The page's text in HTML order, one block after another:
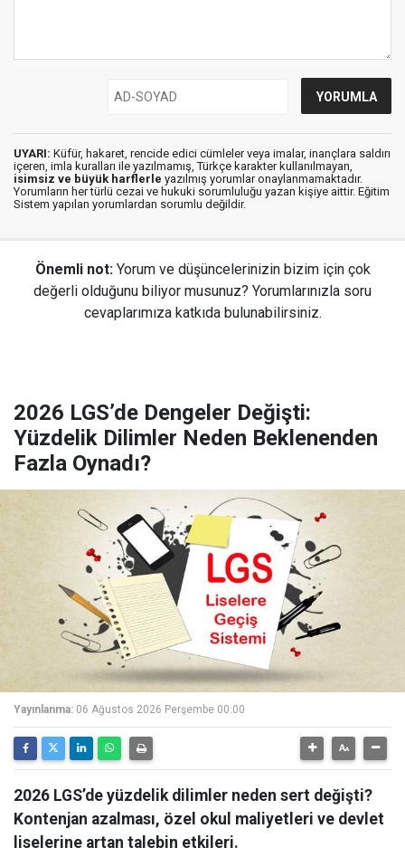
UYARI: Küfür, hakaret, rencide edici cümleler veya imalar, inançlara saldırı
içeren, imla kuralları ile yazılmamış, Türkçe karakter kullanılmayan,
isimsiz ve büyük harflerle yazılmış yorumlar onaylanmamaktadır.
Yorumların her türlü cezai ve hukuki sorumluluğu yazan kişiye aittir. Eğitim
Sistem yapılan yorumlardan sorumlu değildir.
Önemli not: Yorum ve düşüncelerinizin bizim için çok
değerli olduğunu biliyor musunuz? Yorumlarınızla soru
cevaplarımıza katkıda bulunabilirsiniz.
2026 LGS’de Dengeler Değişti:
Yüzdelik Dilimler Neden Beklenenden
Fazla Oynadı?
Yayınlanma: 06 Ağustos 2026 Perşembe 00:00
2026 LGS’de yüzdelik dilimler neden sert değişti?
Kontenjan azalması, özel okul maliyetleri ve devlet
liselerine artan talebin etkileri.